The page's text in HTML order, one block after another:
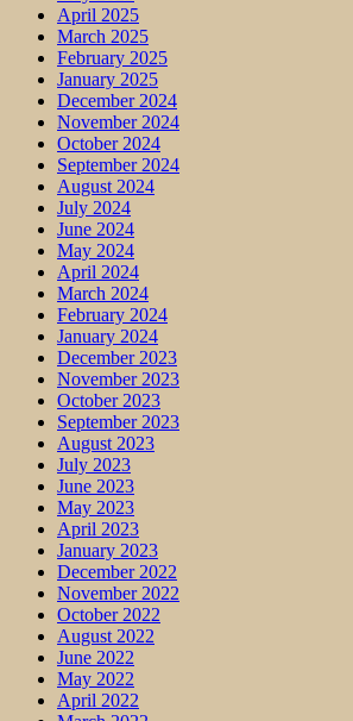
April 2025
March 2025
February 2025
January 2025
December 2024
November 2024
October 2024
September 2024
August 2024
July 2024
June 2024
May 2024
April 2024
March 2024
February 2024
January 2024
December 2023
November 2023
October 2023
September 2023
August 2023
July 2023
June 2023
May 2023
April 2023
January 2023
December 2022
November 2022
October 2022
August 2022
June 2022
May 2022
April 2022